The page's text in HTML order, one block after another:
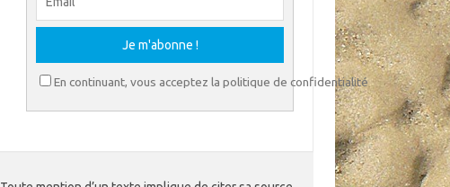
En continuant, vous acceptez la politique de confidentialité